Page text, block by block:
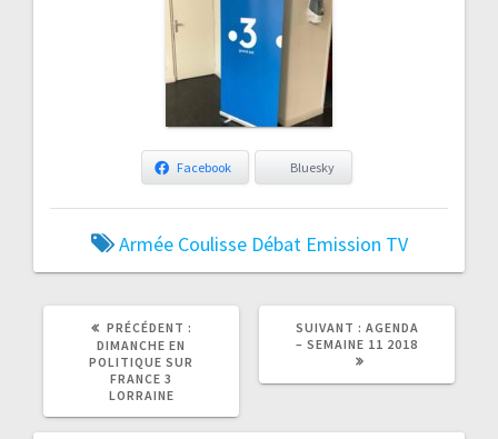
Facebook Bluesky
Armée Coulisse Débat Emission TV
PRÉCÉDENT :
ARTICLE
PRÉCÉDENT
DIMANCHE EN
POLITIQUE SUR
FRANCE 3
LORRAINE
SUIVANT :
ARTICLE
AGENDA
– SEMAINE 11 2018